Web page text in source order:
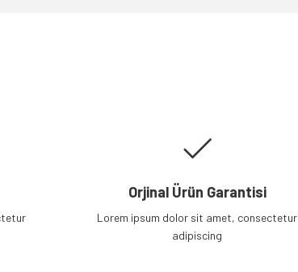
Orjinal Ürün Garantisi
Lorem ipsum dolor sit amet, consectetur
adipiscing